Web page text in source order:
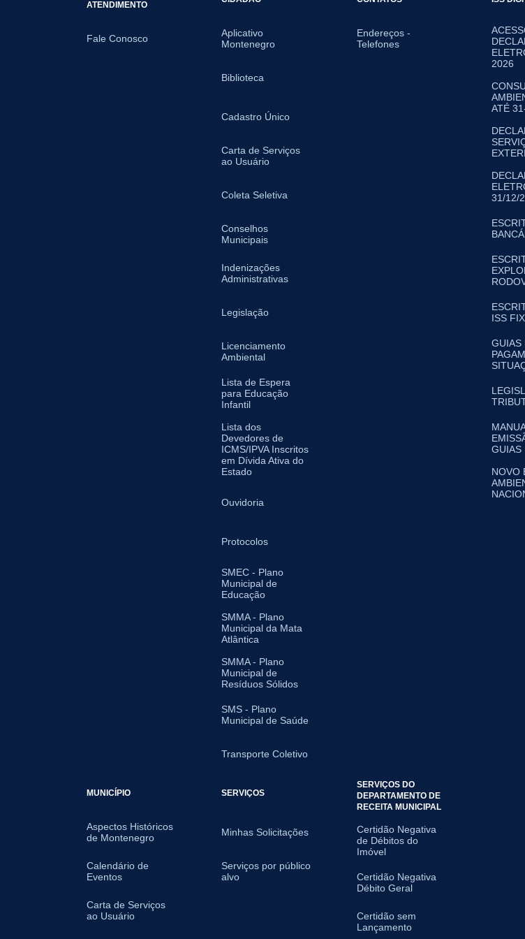
ATENDIMENTO
Fale Conosco
Aplicativo
Montenegro
Biblioteca
Cadastro Único
Carta de Serviços
ao Usuário
Coleta Seletiva
Conselhos
Municipais
Indenizações
Administrativas
Legislação
Licenciamento
Ambiental
Lista de Espera
para Educação
Infantil
Lista dos
Devedores de
ICMS/IPVA Inscritos
em Dívida Ativa do
Estado
Ouvidoria
Protocolos
SMEC - Plano
Municipal de
Educação
SMMA - Plano
Municipal da Mata
Atlântica
SMMA - Plano
Municipal de
Resíduos Sólidos
SMS - Plano
Municipal de Saúde
Transporte Coletivo
Endereços -
Telefones
2026
ATÉ
31/12/
ISS
GUIAS
GUIAS
NOVO
MUNICÍPIO
Aspectos Históricos
de Montenegro
Calendário de
Eventos
Carta de Serviços
ao Usuário
SERVIÇOS
Minhas Solicitações
Serviços por público
alvo
SERVIÇOS DO
DEPARTAMENTO DE
RECEITA MUNICIPAL
Certidão Negativa
de Débitos do
Imóvel
Certidão Negativa
Débito Geral
Certidão sem
Lançamento